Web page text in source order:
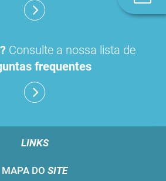
Consulte a nossa lista de
frequentes
LINKS
MAPA DO SITE